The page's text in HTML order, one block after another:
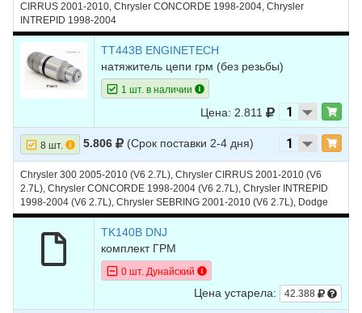
CIRRUS 2001-2010, Chrysler CONCORDE 1998-2004, Chrysler
INTREPID 1998-2004
TT443B ENGINETECH
натяжитель цепи грм (без резьбы)
1 шт. в наличии
Цена: 2.811
8 шт. 5.806 (Срок поставки 2-4 дня)
Chrysler 300 2005-2010 (V6 2.7L), Chrysler CIRRUS 2001-2010 (V6
2.7L), Chrysler CONCORDE 1998-2004 (V6 2.7L), Chrysler INTREPID
1998-2004 (V6 2.7L), Chrysler SEBRING 2001-2010 (V6 2.7L), Dodge
INTREPID 1998-2004 (V6 2.7L)
TK140B DNJ
комплект ГРМ
0 шт. Дунайский
Цена устарела: 42.388